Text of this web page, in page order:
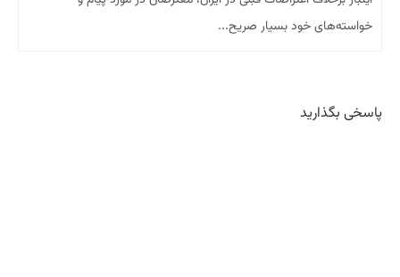
خواسته‌های خود بسیار صریح...
پاسخی بگذارید